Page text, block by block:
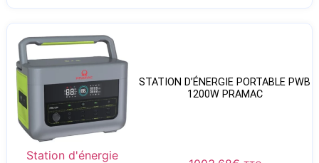
STATION D’ÉNERGIE PORTABLE PWB
1200W PRAMAC
Station d'énergie